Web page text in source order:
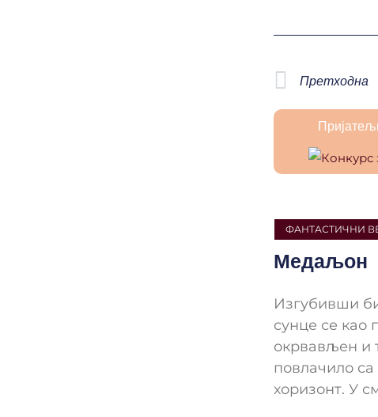
Претходна
ФАНТАСТИЧНИ
Медаљон
Изгубивши
сунце се као
окрвављен и
повлачило
хоризонт. У